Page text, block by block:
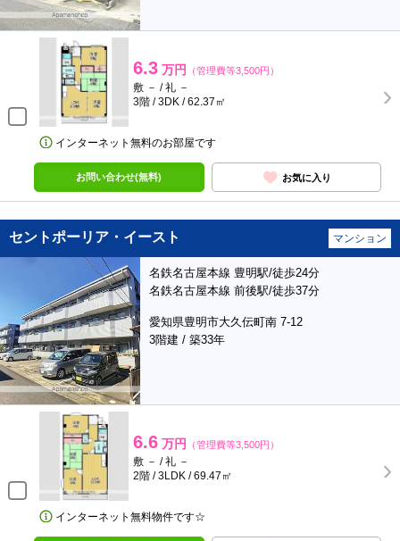
6.3 万円 （管理費等3,500円）
敷 － / 礼 －
3階 / 3DK / 62.37㎡
インターネット無料のお部屋です
お問い合わせ(無料) お気に入り
セントポーリア・イースト マンション
名鉄名古屋本線 豊明駅/徒歩24分
名鉄名古屋本線 前後駅/徒歩37分
愛知県豊明市大久伝町南 7-12
3階建 / 築33年
6.6 万円 （管理費等3,500円）
敷 － / 礼 －
2階 / 3LDK / 69.47㎡
インターネット無料物件です☆